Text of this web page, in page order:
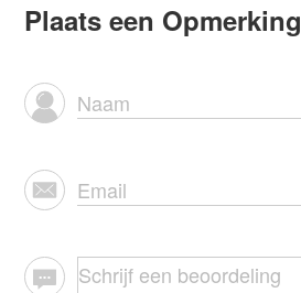
Plaats een Opmerking